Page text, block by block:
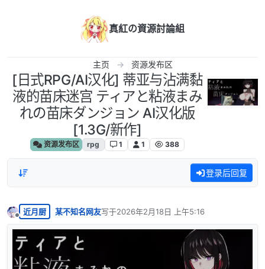
真紅の資源討論組
主页 资源发布区
[日式RPG/AI汉化] 蒂亚与沾满黏
液的苗床迷宫 ティアと粘液まみ
れの苗床ダンジョン AI汉化版
[1.3G/新作]
资源发布区 rpg 1 1 388
登录后回复
离线
近月厨 某不知名网友写于2026年2月18日 上午5:16
最后由 编辑